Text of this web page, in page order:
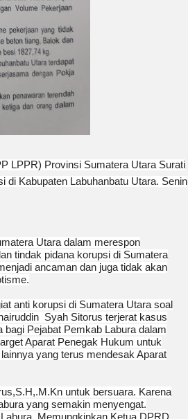
LPPR) Provinsi Sumatera Utara Surati
di Kabupaten Labuhanbatu Utara. Senin
Utara dalam merespon
tindak pidana korupsi di Sumatera
ancaman dan juga tidak akan
anti korupsi di Sumatera Utara soal
Syah Sitorus terjerat kasus
Pejabat Pemkab Labura dalam
Aparat Penegak Hukum untuk
yang terus mendesak Aparat
untuk bersuara. Karena
yang semakin menyengat.